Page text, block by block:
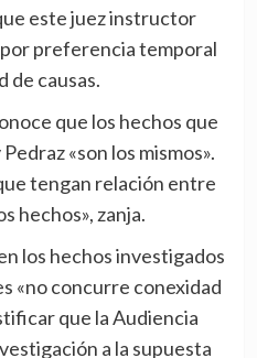
este juez instructor
preferencia temporal
de causas.
«son los mismos».
tengan relación entre
hechos», zanja.
«no concurre conexidad
que la Audiencia
a la supuesta